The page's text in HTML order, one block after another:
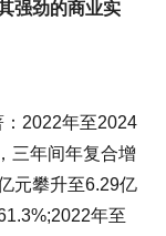
强劲的商业实
2022年至2024
三年间年复合增
元攀升至6.29亿
年至